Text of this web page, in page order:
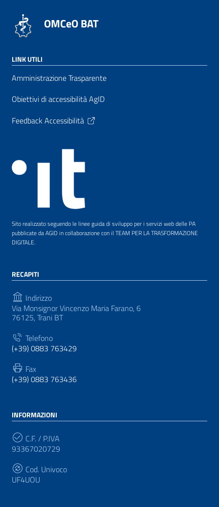
OMCeO BAT
LINK UTILI
Amministrazione Trasparente
Obiettivi di accessibilità AgID
Feedback Accessibilità
Sito realizzato seguendo le linee guida di sviluppo per i servizi web delle PA
pubblicate da AGID in collaborazione con il TEAM PER LA TRASFORMAZIONE
DIGITALE.
RECAPITI
Indirizzo
Via Monsignor Vincenzo Maria Farano, 6
76125, Trani BT
Telefono
(+39) 0883 763429
Fax
(+39) 0883 763436
INFORMAZIONI
C.F. / P.IVA
93367020729
Cod. Univoco
UF4UOU